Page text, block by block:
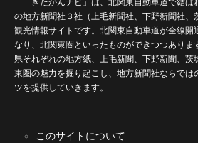
「きたかんナビ」は、北関東自動車道で結ば
の地方新聞社３社（上毛新聞社、下野新聞社、
観光情報サイトです。北関東自動車道が全線開
なり、北関東圏といったものができつつありま
県それぞれの地方紙、上毛新聞、下野新聞、茨
東圏の魅力を掘り起こし、地方新聞社ならでは
ツを提供していきます。
このサイトについて